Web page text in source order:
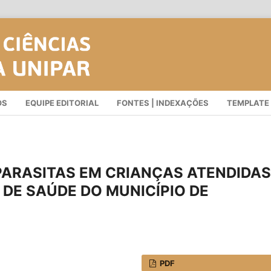
EQUIPE EDITORIAL FONTES | INDEXAÇÕES TEMPLATE
EM CRIANÇAS ATENDIDAS
SAÚDE DO MUNICÍPIO DE
PDF